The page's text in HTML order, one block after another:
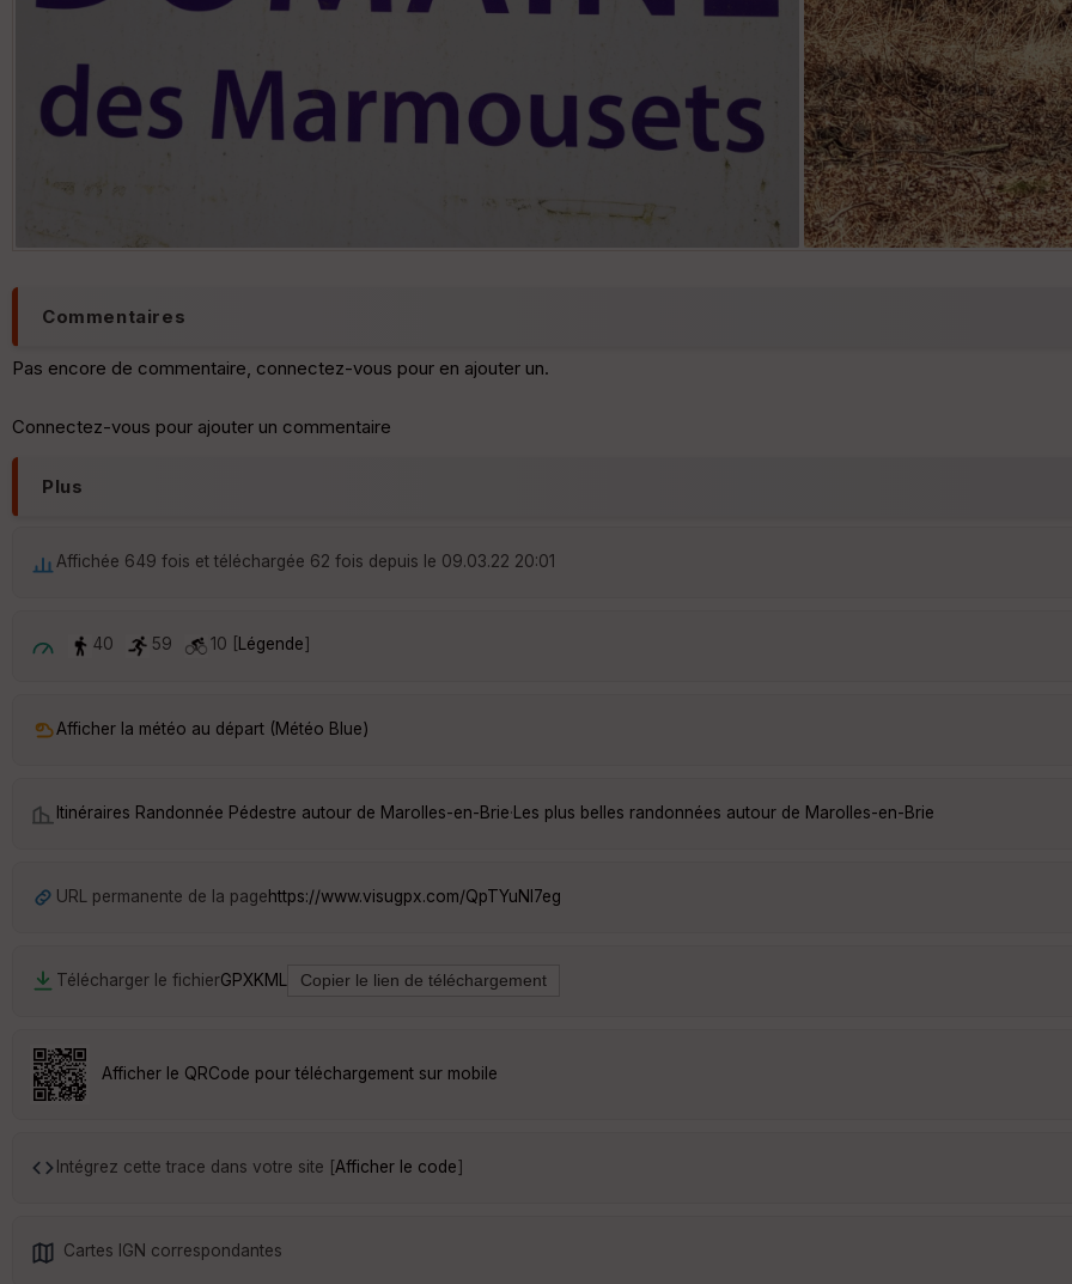
Commentaires
Pas encore de commentaire, connectez-vous pour en ajouter un.
Connectez-vous pour ajouter un commentaire
Plus
Affichée 649 fois et téléchargée 62 fois depuis le 09.03.22 20:01
40 59 10 [ Légende]
Afficher la météo au départ (Météo Blue)
Itinéraires Randonnée Pédestre autour de Marolles-en-Brie· Les plus belles randonnées autour de Marolles-en-Brie
URL permanente de la pagehttps://www.visugpx.com/QpTYuNl7eg
Télécharger le fichierGPXKML
Afficher le QRCode pour téléchargement sur mobile
Intégrez cette trace dans votre site [Afficher le code]
Cartes IGN correspondantes